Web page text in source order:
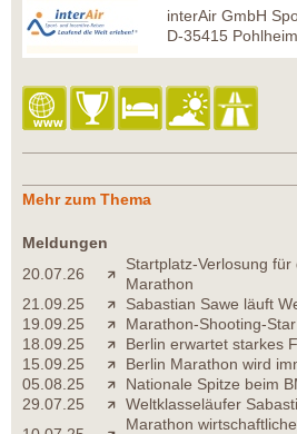
interAir GmbH
D-35415 Pohlheim
Mehr zum Thema
Meldungen
20.07.26
Startplatz-Verlosung für
Marathon
21.09.25
Sabastian Sawe läuft
19.09.25
Marathon-Shooting-
18.09.25
Berlin erwartet starkes
15.09.25
Berlin Marathon wird
05.08.25
Nationale Spitze beim
29.07.25
Weltklasseläufer
Marathon